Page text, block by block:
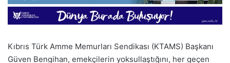
Kıbrıs Türk Amme Memurları Sendikası (KTAMS) Başkanı
Güven Bengihan, emekçilerin yoksullaştığını, her geçen